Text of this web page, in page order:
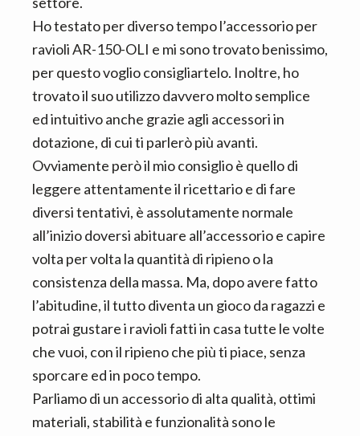
Ho testato per diverso tempo l’accessorio per
ravioli AR-150-OLI e mi sono trovato benissimo,
per questo voglio consigliartelo. Inoltre, ho
trovato il suo utilizzo davvero molto semplice
ed intuitivo anche grazie agli accessori in
dotazione, di cui ti parlerò più avanti.
Ovviamente però il mio consiglio è quello di
leggere attentamente il ricettario e di fare
diversi tentativi, è assolutamente normale
all’inizio doversi abituare all’accessorio e capire
volta per volta la quantità di ripieno o la
consistenza della massa. Ma, dopo avere fatto
l’abitudine, il tutto diventa un gioco da ragazzi e
potrai gustare i ravioli fatti in casa tutte le volte
che vuoi, con il ripieno che più ti piace, senza
sporcare ed in poco tempo.
Parliamo di un accessorio di alta qualità, ottimi
materiali, stabilità e funzionalità sono le